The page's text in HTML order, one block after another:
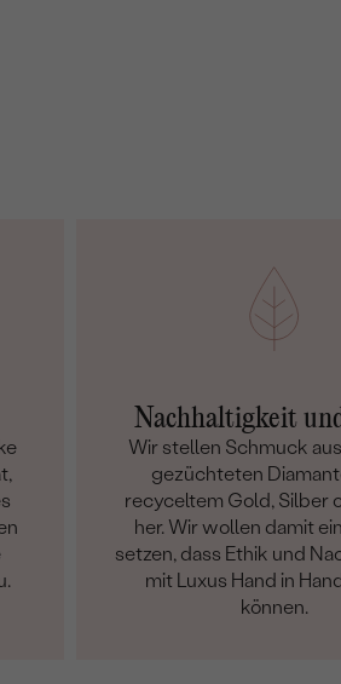
Nachhaltigkeit
Wir stellen Schmuck
gezüchteten
recyceltem Gold, Silber
her. Wir wollen damit
setzen, dass Ethik und
mit Luxus Hand in
können.